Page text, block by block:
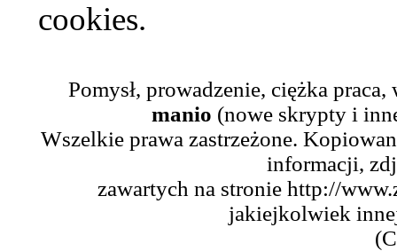
cookies.
Pomysł, prowadzenie, ciężka
manio (nowe skrypty i
Wszelkie prawa zastrzeżone.
informacji,
zawartych na stronie http://
jakiejkolwiek